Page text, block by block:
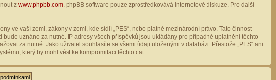
z www.phpbb.com . phpBB software pouze zprostředkovává internetové diskuze. Pro další
ve vaší zemi, zákony v zemi, kde sídlí „PES“, nebo platné mezinárodní právo. Tato činnost
uznáno za nutné. IP adresy všech příspěvků jsou ukládány pro případné uplatnění těchto
za nutné. Jako uživatel souhlasíte se všemi údaji uloženými v databázi. Přestože „PES“ ani
který by mohl vést ke kompromitaci těchto dat.